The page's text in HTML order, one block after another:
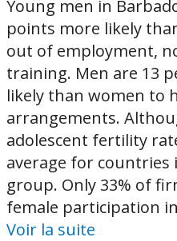
Young men in
points more likely
out of employment,
training. Men are 13
likely than women to
arrangements.
adolescent fertility
average for countries
group. Only 33% of
female participation
Voir la suite